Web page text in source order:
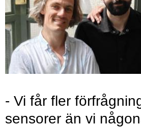
- Vi får fler
sensorer än vi